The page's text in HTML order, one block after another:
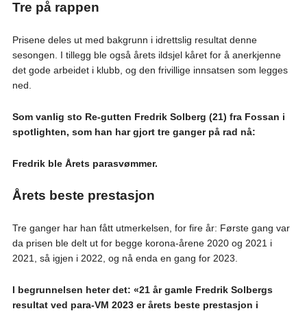
Tre på rappen
Prisene deles ut med bakgrunn i idrettslig resultat denne
sesongen. I tillegg ble også årets ildsjel kåret for å anerkjenne
det gode arbeidet i klubb, og den frivillige innsatsen som legges
ned.
Som vanlig sto Re-gutten Fredrik Solberg (21) fra Fossan i
spotlighten, som han har gjort tre ganger på rad nå:
Fredrik ble Årets parasvømmer.
Årets beste prestasjon
Tre ganger har han fått utmerkelsen, for fire år: Første gang var
da prisen ble delt ut for begge korona-årene 2020 og 2021 i
2021, så igjen i 2022, og nå enda en gang for 2023.
I begrunnelsen heter det: «21 år gamle Fredrik Solbergs
resultat ved para-VM 2023 er årets beste prestasjon i